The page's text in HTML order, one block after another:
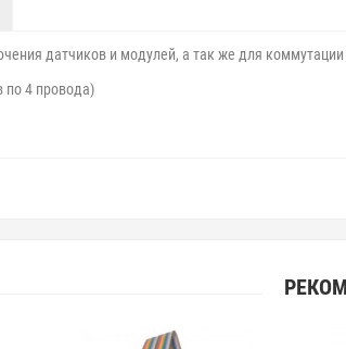
датчиков и модулей, а так же для коммутации
по 4 провода)